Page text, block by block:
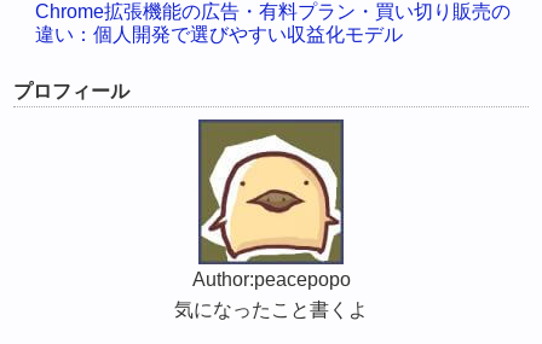
Chrome拡張機能の広告・有料プラン・買い切り販売の
違い：個人開発で選びやすい収益化モデル
プロフィール
Author:peacepopo
気になったこと書くよ